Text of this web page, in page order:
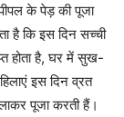
पीपल के पेड़ की पूजा
है कि इस दिन सच्ची
होता है, घर में सुख-
इस दिन व्रत
पूजा करती हैं।